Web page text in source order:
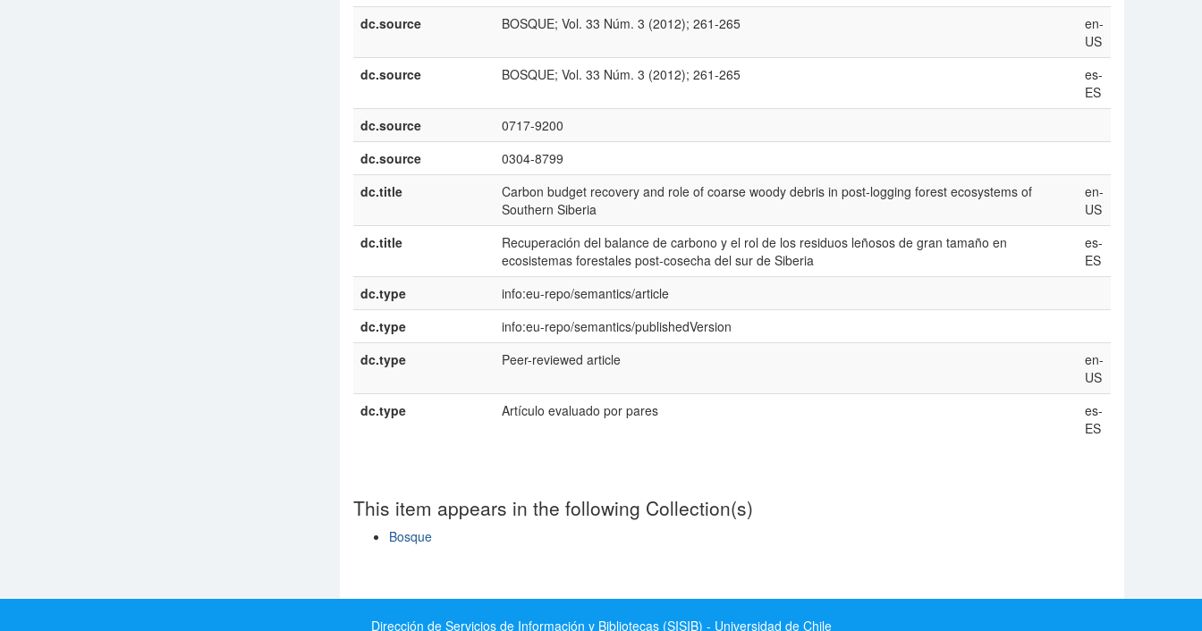
dc.source
BOSQUE; Vol. 33 Núm. 3 (2012); 261-265
en-
US
dc.source
BOSQUE; Vol. 33 Núm. 3 (2012); 261-265
es-
ES
dc.source
0717-9200
dc.source
0304-8799
dc.title
Carbon budget recovery and role of coarse woody debris in post-logging forest ecosystems of
Southern Siberia
en-
US
dc.title
Recuperación del balance de carbono y el rol de los residuos leñosos de gran tamaño en
ecosistemas forestales post-cosecha del sur de Siberia
es-
ES
dc.type
info:eu-repo/semantics/article
dc.type
info:eu-repo/semantics/publishedVersion
dc.type
Peer-reviewed article
en-
US
dc.type
Artículo evaluado por pares
es-
ES
This item appears in the following Collection(s)
Bosque
Dirección de Servicios de Información y Bibliotecas (SISIB) - Universidad de Chile